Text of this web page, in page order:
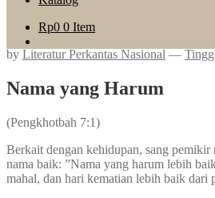
Rp0 0 Item
by Literatur Perkantas Nasional —
Nama yang Harum
(Pengkhotbah 7:1)
Berkait dengan kehidupan, sang pemikir
nama baik: ”Nama yang harum lebih
mahal, dan hari kematian lebih baik dari